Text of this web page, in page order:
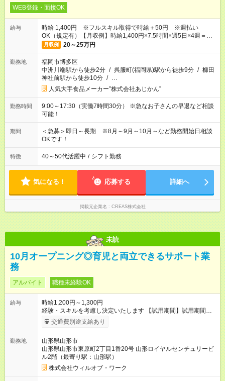
WEB登録・面接OK
給与
時給 1,400円 ※フルスキル取得で時給＋50円 ※週払い
OK（規定有）【月収例】時給1,400円×7.5時間×週5日×4週＝
210,000円
月収例 20～25万円
勤務地
福岡市博多区
中洲川端駅から徒歩2分 / 呉服町(福岡県)駅から徒歩9分 / 櫛田
神社前駅から徒歩10分 / …
人気大手食品メーカー”株式会社あじかん”
勤務時間
9:00～17:30（実働7時間30分） ※急なお子さんの早退など相談
可能！
期間
＜急募＞即日～長期 ※8月～9月～10月～など勤務開始日相談
OKです！
特徴 40～50代活躍中 / シフト勤務
気になる！ 応募する 詳細へ
掲載元企業名 CREAS株式会社
未読
10月オープニング◎育児と両立できるサポート業
務
アルバイト 職種未経験OK
給与
時給1,200円～1,300円
経験・スキルを考慮し決定いたします 【試用期間】試用期間あ
り 試用期間の長さ：1ヶ月 雇用形態、給与は本採用時と同じで
す。
交通費別途支給あり
勤務地
山形県山形市
山形県山形市東原町2丁目1番20号 山形ロイヤルセンチュリービ
ル2階（最寄り駅：山形駅）
株式会社ウィルオブ・ワーク